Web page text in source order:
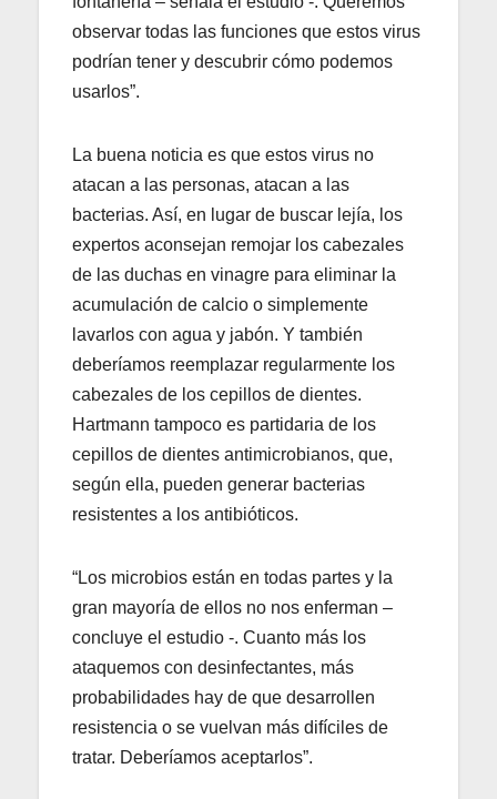
observar todas las funciones que estos virus
podrían tener y descubrir cómo podemos
usarlos”.
La buena noticia es que estos virus no
atacan a las personas, atacan a las
bacterias. Así, en lugar de buscar lejía, los
expertos aconsejan remojar los cabezales
de las duchas en vinagre para eliminar la
acumulación de calcio o simplemente
lavarlos con agua y jabón. Y también
deberíamos reemplazar regularmente los
cabezales de los cepillos de dientes.
Hartmann tampoco es partidaria de los
cepillos de dientes antimicrobianos, que,
según ella, pueden generar bacterias
resistentes a los antibióticos.
“Los microbios están en todas partes y la
gran mayoría de ellos no nos enferman –
concluye el estudio -. Cuanto más los
ataquemos con desinfectantes, más
probabilidades hay de que desarrollen
resistencia o se vuelvan más difíciles de
tratar. Deberíamos aceptarlos”.